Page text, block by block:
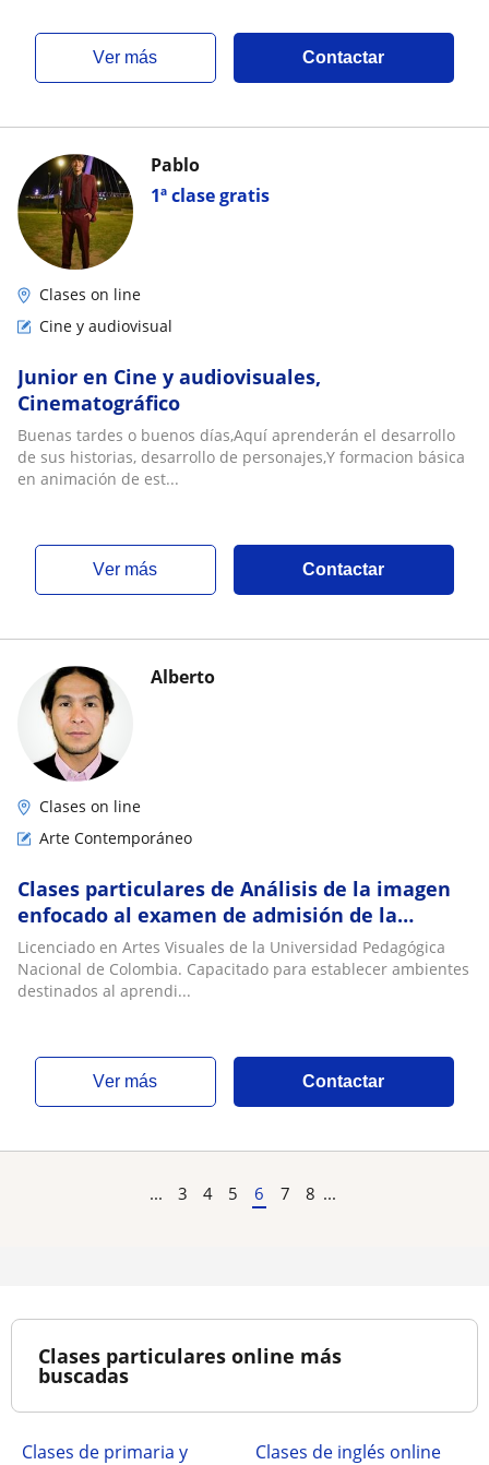
ver más Contactar
1ª clase gratis
Pablo
Clases on line
Cine y audiovisual
Junior en Cine y audiovisuales,
Cinematográfico
Buenas tardes o buenos días,Aquí aprenderán el desarrollo
de sus historias, desarrollo de personajes,Y formacion básica
en animación de est...
ver más Contactar
Alberto
Clases on line
Arte Contemporáneo
Clases particulares de Análisis de la imagen
enfocado al examen de admisión de la
universidad Nacional de Colombia. Artes
visuales. Animación 3D
Licenciado en Artes Visuales de la Universidad Pedagógica
Nacional de Colombia. Capacitado para establecer ambientes
destinados al aprendi...
ver más Contactar
... 3 4 5 6 7 8 ...
Clases particulares online más
buscadas
Clases de primaria y
Clases de inglés online